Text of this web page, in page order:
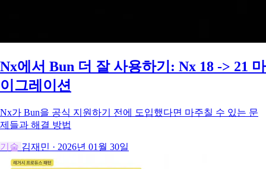
Nx에서 Bun 더 잘 사용하기: Nx 18 -> 21 마
이그레이션
Nx가 Bun을 공식 지원하기 전에 도입했다면 마주칠 수 있는 문
제들과 해결 방법
기술 김재민 · 2026년 01월 30일